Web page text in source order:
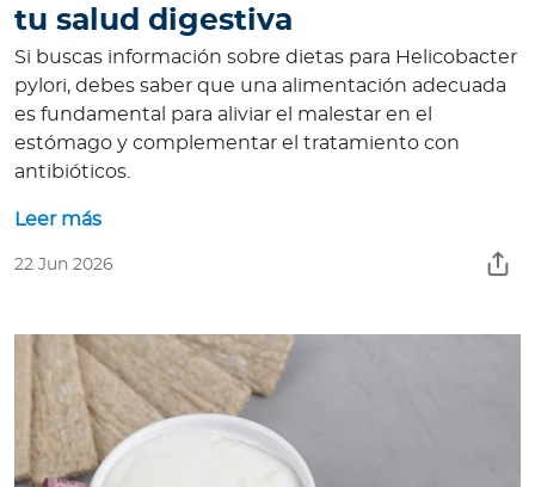
tu salud digestiva
Si buscas información sobre dietas para Helicobacter
pylori, debes saber que una alimentación adecuada
es fundamental para aliviar el malestar en el
estómago y complementar el tratamiento con
antibióticos.
Leer más
22 Jun 2026